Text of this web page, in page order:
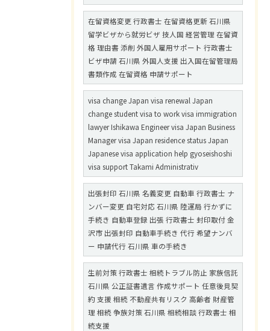
在留資格変更 行政書士 在留資格更新 石川県
留学ビザから就労ビザ 技人国 経営管理 在留資
格 理由書 添削 外国人雇用サポート 行政書士
ビザ申請 石川県 外国人支援 出入国在留管理局
書類作成 在留資格 申請サポート
visa change Japan visa renewal Japan
change student visa to work visa immigration
lawyer Ishikawa Engineer visa Japan Business
Manager visa Japan residence status Japan
Japanese visa application help gyoseishoshi
visa support Takami Administrativ
出張封印 石川県 名義変更 自動車 行政書士 ナ
ンバー変更 自宅対応 石川県 陸運局 行かずに
手続き 自動車登録 出張 行政書士 封印取付 金
沢市 出張封印 自動車手続き 代行 希望ナンバ
ー 申請代行 石川県 車の手続き
生前対策 行政書士 相続トラブル防止 家族信託
石川県 公正証書遺言 作成サポート 任意後見契
約 支援 相続 不動産共有リスク 高齢者 財産管
理 相続 争族対策 石川県 相続相談 行政書士 相
続支援